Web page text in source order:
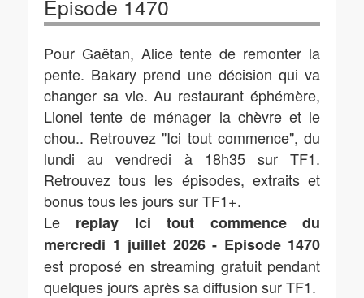
Episode 1470
Pour Gaëtan, Alice tente de remonter la
pente. Bakary prend une décision qui va
changer sa vie. Au restaurant éphémère,
Lionel tente de ménager la chèvre et le
chou.. Retrouvez "Ici tout commence", du
lundi au vendredi à 18h35 sur TF1.
Retrouvez tous les épisodes, extraits et
bonus tous les jours sur TF1+.
Le replay Ici tout commence du
mercredi 1 juillet 2026 - Episode 1470
est proposé en streaming gratuit pendant
quelques jours après sa diffusion sur TF1.